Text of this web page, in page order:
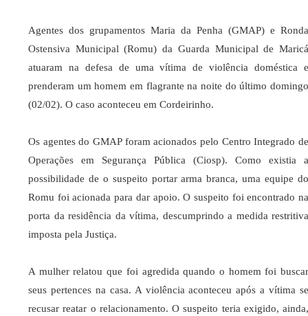
Agentes dos grupamentos Maria da Penha (GMAP) e Ronda
Ostensiva Municipal (Romu) da Guarda Municipal de Maricá
atuaram na defesa de uma vítima de violência doméstica e
prenderam um homem em flagrante na noite do último domingo
(02/02). O caso aconteceu em Cordeirinho.
Os agentes do GMAP foram acionados pelo Centro Integrado de
Operações em Segurança Pública (Ciosp). Como existia a
possibilidade de o suspeito portar arma branca, uma equipe do
Romu foi acionada para dar apoio. O suspeito foi encontrado na
porta da residência da vítima, descumprindo a medida restritiva
imposta pela Justiça.
A mulher relatou que foi agredida quando o homem foi buscar
seus pertences na casa. A violência aconteceu após a vítima se
recusar reatar o relacionamento. O suspeito teria exigido, ainda,